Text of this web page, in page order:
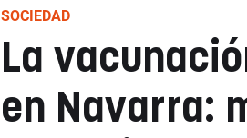
SOCIEDAD
La
en Navarra: